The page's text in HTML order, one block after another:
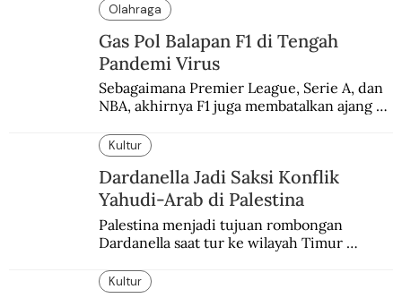
Olahraga
Gas Pol Balapan F1 di Tengah
Pandemi Virus
Sebagaimana Premier League, Serie A, dan
NBA, akhirnya F1 juga membatalkan ajang
enam dekade lampau.
Kultur
Dardanella Jadi Saksi Konflik
Yahudi-Arab di Palestina
Palestina menjadi tujuan rombongan
Dardanella saat tur ke wilayah Timur
ketegangan antara orang Yahudi dan
Kultur